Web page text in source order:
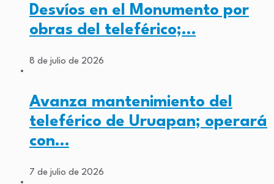
Desvíos en el Monumento por
obras del teleférico;…
8 de julio de 2026
Avanza mantenimiento del
teleférico de Uruapan; operará
con…
7 de julio de 2026